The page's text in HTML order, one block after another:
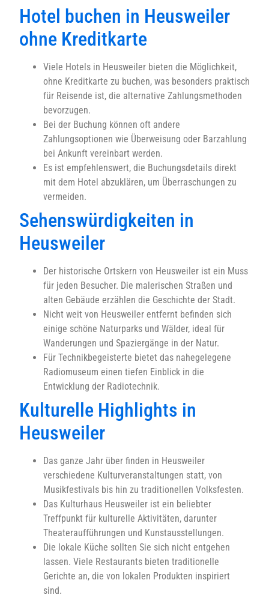
Hotel buchen in Heusweiler
ohne Kreditkarte
Viele Hotels in Heusweiler bieten die Möglichkeit,
ohne Kreditkarte zu buchen, was besonders praktisch
für Reisende ist, die alternative Zahlungsmethoden
bevorzugen.
Bei der Buchung können oft andere
Zahlungsoptionen wie Überweisung oder Barzahlung
bei Ankunft vereinbart werden.
Es ist empfehlenswert, die Buchungsdetails direkt
mit dem Hotel abzuklären, um Überraschungen zu
vermeiden.
Sehenswürdigkeiten in
Heusweiler
Der historische Ortskern von Heusweiler ist ein Muss
für jeden Besucher. Die malerischen Straßen und
alten Gebäude erzählen die Geschichte der Stadt.
Nicht weit von Heusweiler entfernt befinden sich
einige schöne Naturparks und Wälder, ideal für
Wanderungen und Spaziergänge in der Natur.
Für Technikbegeisterte bietet das nahegelegene
Radiomuseum einen tiefen Einblick in die
Entwicklung der Radiotechnik.
Kulturelle Highlights in
Heusweiler
Das ganze Jahr über finden in Heusweiler
verschiedene Kulturveranstaltungen statt, von
Musikfestivals bis hin zu traditionellen Volksfesten.
Das Kulturhaus Heusweiler ist ein beliebter
Treffpunkt für kulturelle Aktivitäten, darunter
Theateraufführungen und Kunstausstellungen.
Die lokale Küche sollten Sie sich nicht entgehen
lassen. Viele Restaurants bieten traditionelle
Gerichte an, die von lokalen Produkten inspiriert
sind.